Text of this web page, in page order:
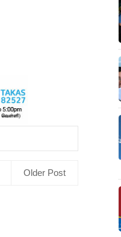
Older Post